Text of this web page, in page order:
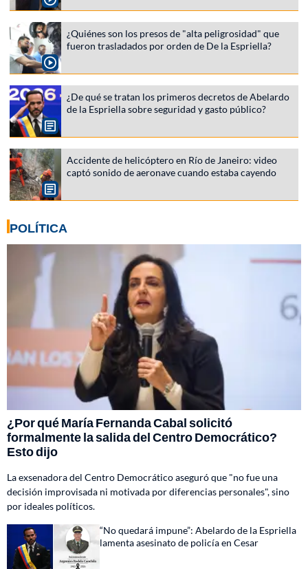
¿Quiénes son los presos de "alta peligrosidad" que
fueron trasladados por orden de De la Espriella?
¿De qué se tratan los primeros decretos de Abelardo
de la Espriella sobre seguridad y gasto público?
Accidente de helicóptero en Río de Janeiro: video
captó sonido de aeronave cuando estaba cayendo
POLÍTICA
¿Por qué María Fernanda Cabal solicitó
formalmente la salida del Centro Democrático?
Esto dijo
La exsenadora del Centro Democrático aseguró que "no fue una
decisión improvisada ni motivada por diferencias personales", sino
por ideales políticos.
“No quedará impune”: Abelardo de la Espriella
lamenta asesinato de policía en Cesar